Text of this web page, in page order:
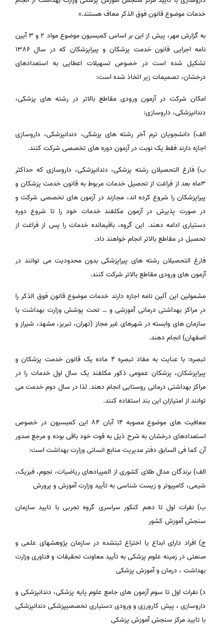
خدمات موضوع قانون فوق الذکر معاف هستند.»
به گزارش مهر، پیش از این بر اساس کمیسیون موضوع مواد 2 و 3 آیین
نامه اجرایی قانون خدمت پزشکان و پیراپزشکان که در سال 1386
تشکیل شده است در خصوص تسهیلات اعطایی به استعدادهای
درخشان، تصمیمات زیر اتخاذ شده است:
امکان شرکت در آزمون ورودی مقاطع بالاتر در رشته های پزشکی،
دندانپزشکی، داروسازی:
الف) دانشجویان ترم آخر رشته های پزشکی، دندانپزشکی، داروسازی
اجازه دارند فقط یک نوبت در آزمون دوره های تخصصی شرکت کنند.
ب) فارغ التحصیلان رشته پزشکی، دندانپزشکی، داروسازی که حداکثر
3ماه بعد از فراغت از تحصیل خدمات مربوط به قانون خدمت پزشکان و
پیراپزشکان را شروع کرده اند، مجازند در آزمون های تخصصی شرکت و
در صورت پذیرش در آزمون مکلفند خدمات خود را تا شروع دوره
دستیاری ادامه دهند. این گروه، باقیمانده خدمات را پس از فراغت از
تحصیل در مقاطع بالاتر انجام خواهند داد.
فارغ التحصیلان رشته های پیراپزشکی بدون محدودیت می توانند در
آزمون های ورودی مقاطع بالاتر شرکت کنند.
مشمولین این آئین نامه اجازه دارند خدمات موضوع قانون فوق الذکر را
در مراکز بهداشتی درمانی آموزشی و … تحت پوشش وزارت بهداشت یا
سازمان های وابسته در شهرهای غیر مجاز (تهران، تبریز، مشهد، شیراز و
اصفهان) انجام دهند.
تبصره: با عنایت به مفاد تبصره 4 ماده یک قانون خدمت پزشکان و
پیراپزشکان، پزشکان عمومی ذکور مکلفند یک سال اول خدمات را در
مراکز بهداشتی درمانی روستایی انجام دهند. لذا در سال دوم خدمت می
توانند از امتیازان این بند استفاده کنند.
معافیت های موضوع مصوبه 14 آبان 84 این کمیسیون در خصوص
استعدادهای درخشان به شرح ذیل به قوت خود باقی بوده و مرجع صدور
آن کما فی السابق دفتر مدیریت منابع انسانی وزارت بهداشت است:
الف) برندگان مدال طلای کشوری از المپیادهای ریاضیات، نجوم، فیزیک،
شیمی، کامپیوتر و زیست شناسی به تأیید وزارت آموزش و پرورش
ب) نفرات اول تا دهم کنکور سراسری گروه تجربی با تایید سازمان
سنجش آموزش کشور
ج) افراد دارای ابداع یا اختراع ثبتشده در سازمان پژوهشهای علمی و
صنعتی در زمینه علوم پزشکی به تأیید معاونت تحقیقات و فناوری وزارت
بهداشت ، درمان و آموزش پزشکی
د) نفرات اول تا سوم آزمون های جامع علوم پایه پزشکی، دندانپزشکی و
داروسازی ، پیش کارورزی و ورودی دستیاری تخصصیپزشکی دندانپزشکی
با تایید مرکز سنجش آموزش پزشکی